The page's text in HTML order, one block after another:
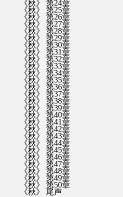
《秋》 第24章
《秋》 第25章
《秋》 第26章
《秋》 第27章
《秋》 第28章
《秋》 第29章
《秋》 第30章
《秋》 第31章
《秋》 第32章
《秋》 第33章
《秋》 第34章
《秋》 第35章
《秋》 第36章
《秋》 第37章
《秋》 第38章
《秋》 第39章
《秋》 第40章
《秋》 第41章
《秋》 第42章
《秋》 第43章
《秋》 第44章
《秋》 第45章
《秋》 第46章
《秋》 第47章
《秋》 第48章
《秋》 第49章
《秋》 第50章
《秋》 尾声